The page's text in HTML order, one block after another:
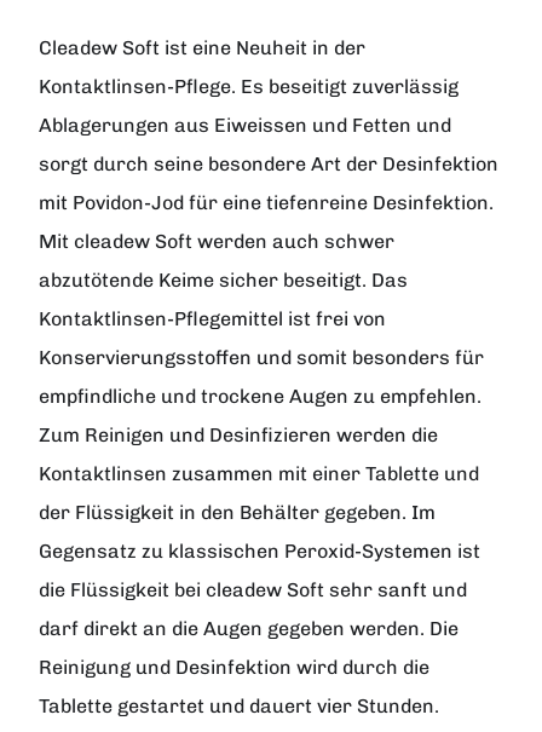
Cleadew Soft ist eine Neuheit in der
Kontaktlinsen-Pflege. Es beseitigt zuverlässig
Ablagerungen aus Eiweissen und Fetten und
sorgt durch seine besondere Art der Desinfektion
mit Povidon-Jod für eine tiefenreine Desinfektion.
Mit cleadew Soft werden auch schwer
abzutötende Keime sicher beseitigt. Das
Kontaktlinsen-Pflegemittel ist frei von
Konservierungsstoffen und somit besonders für
empfindliche und trockene Augen zu empfehlen.
Zum Reinigen und Desinfizieren werden die
Kontaktlinsen zusammen mit einer Tablette und
der Flüssigkeit in den Behälter gegeben. Im
Gegensatz zu klassischen Peroxid-Systemen ist
die Flüssigkeit bei cleadew Soft sehr sanft und
darf direkt an die Augen gegeben werden. Die
Reinigung und Desinfektion wird durch die
Tablette gestartet und dauert vier Stunden.